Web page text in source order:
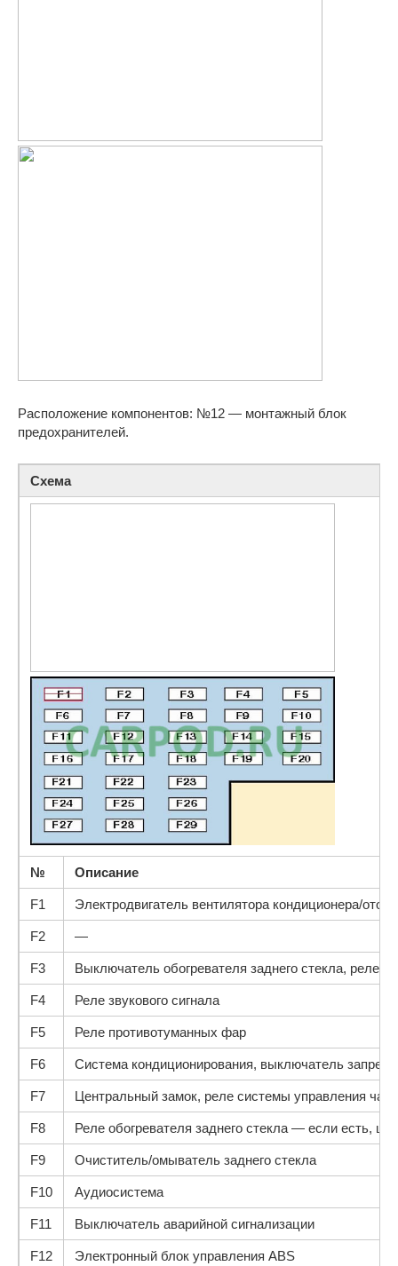
Расположение компонентов: №12 — монтажный блок
предохранителей.
Схема
№ Описание
F1 Электродвигатель вентилятора кондиционера/
F2 —
F3 Выключатель обогревателя заднего стекла, реле
F4 Реле звукового сигнала
F5 Реле противотуманных фар
F6 Система кондиционирования, выключатель
F7 Центральный замок, реле системы управления
F8 Реле обогревателя заднего стекла — если есть,
F9 Очиститель/омыватель заднего стекла
F10 Аудиосистема
F11 Выключатель аварийной сигнализации
F12 Электронный блок управления ABS